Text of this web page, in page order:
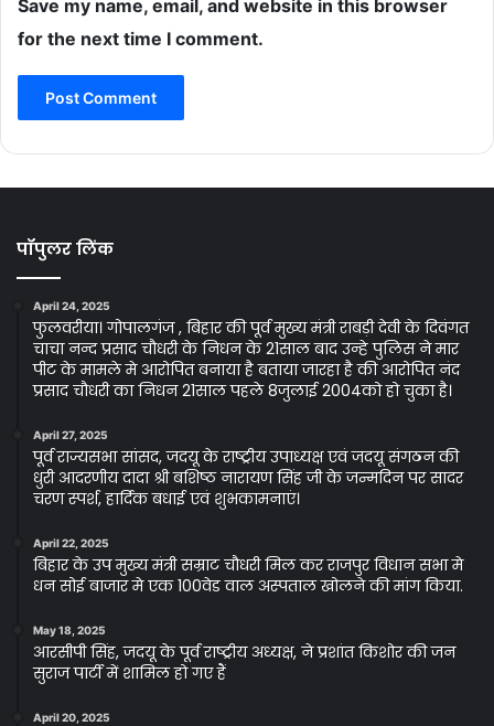
Save my name, email, and website in this browser
for the next time I comment.
पॉपुलर लिंक
April 24, 2025
फुलवरीया। गोपालगंज , बिहार की पूर्व मुख्य मंत्री राबड़ी देवी के दिवंगत
चाचा नन्द प्रसाद चौधरी के निधन के 21साल बाद उन्हे पुलिस ने मार
पीट के मामले मे आरोपित बनाया है बताया जारहा है की आरोपित नंद
प्रसाद चौधरी का निधन 21साल पहले 8जुलाई 2004को हो चुका है।
April 27, 2025
पूर्व राज्यसभा सांसद, जदयू के राष्ट्रीय उपाध्यक्ष एवं जदयू संगठन की
धुरी आदरणीय दादा श्री बशिष्ठ नारायण सिंह जी के जन्मदिन पर सादर
चरण स्पर्श, हार्दिक बधाई एवं शुभकामनाएं।
April 22, 2025
बिहार के उप मुख्य मंत्री सम्राट चौधरी मिल कर राजपुर विधान सभा मे
धन सोई बाजार मे एक 100वेड वाल अस्पताल खोलने की मांग किया.
May 18, 2025
आरसीपी सिंह, जदयू के पूर्व राष्ट्रीय अध्यक्ष, ने प्रशांत किशोर की जन
सुराज पार्टी में शामिल हो गए हैं
April 20, 2025